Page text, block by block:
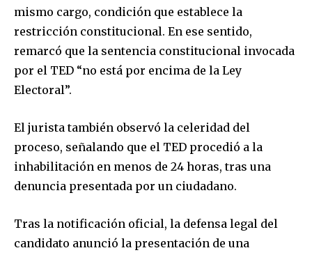
Join our community of
mismo cargo, condición que establece la
restricción constitucional. En ese sentido,
remarcó que la sentencia constitucional invocada
por el TED “no está por encima de la Ley
Electoral”.
El jurista también observó la celeridad del
proceso, señalando que el TED procedió a la
inhabilitación en menos de 24 horas, tras una
denuncia presentada por un ciudadano.
Tras la notificación oficial, la defensa legal del
candidato anunció la presentación de una